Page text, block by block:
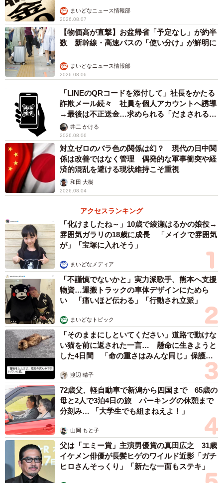
修理には数万円、買い替えとなれば十万円近い出費。現在
の生活では、とても払えそうにありません。一方で、「役
所に相談するなんて恥ずかしい」「怠けてると思われない
だろうか」という迷いもあり、立ち尽くす日が続きまし
た。
転機は、職場の同僚との何気ない会話でした。
「知り合いが家計の苦しさについて自治体に相談した
ら、“フードバンク”を紹介してもらえて、食べ物をもらえた
んだって」
困っているのは自分だけではないのだと思えたことで、よ
うやく市役所へ向かう決心がついたのです。
窓口で事情を伝えると、職員は穏やかに答えてくれまし
た。
「働いていても使える制度がありますよ。所得上限はあり
ますが、家賃には住居確保給付金が利用できます。また、
生活福祉資金という貸付制度もあります。食べ物に困った
らフードバンクも紹介できます」
窓口を出るころには、不安で押しつぶされそうだった胸が
少し軽くなっていました。
誤解してはいけないこと
働いているのに生活保護世帯よりも苦しいという現象は
「生活保護が手厚すぎる」からではありません。
生活保護は憲法25条に基づいて誰もが利用できる大切な制
度です。
そして、生活保護だけでなく、働きながらでも利用できる
支援制度が確かにあります。困ったときに頼ることは“甘
まいどなニュース情報部
2026.08.07
【物価高が直撃】お盆帰省「予定なし」が約半
数 新幹線・高速バスの「使い分け」が鮮明に
まいどなニュース情報部
2026.08.06
「LINEのQRコードを添付して」社長をかたる
詐欺メール続々 社員を個人アカウントへ誘導
→最後は不正送金…求められる「だまされる前
提」の対策
井二 かける
2026.08.06
対立ゼロのバラ色の関係は幻？ 現代の日中関
係は改善ではなく管理 偶発的な軍事衝突や経
済的混乱を避ける現状維持こそ重視
和田 大樹
2026.08.04
アクセスランキング
「化けましたね～」10歳で綾瀬はるかの娘役→
雰囲気ガラリの18歳に成長 「メイクで雰囲気
が」「宝塚に入れそう」
まいどなメディア
「不謹慎でないかと」実力派歌手、熊本へ支援
物資…運搬トラックの車体デザインにためら
い 「痛いほど伝わる」「行動され立派」
まいどなトピック
「そのままにしといてください」道路で動けな
い猫を前に返された一言… 懸命に生きようと
した4日間 「命の重さはみんな同じ」保護団
渡辺 晴子
72歳父、軽自動車で新潟から四国まで 65歳の
母と2人で3泊4日の旅 パーキングの休憩まで
分刻み… 「大学生でも組まねえよ！」
山岡 もと子
父は「エミー賞」主演男優賞の真田広之 31歳
イケメン俳優が長髪ヒゲのワイルド近影「ガチ
ヒロさんそっくり」「新たな一面もステキ」